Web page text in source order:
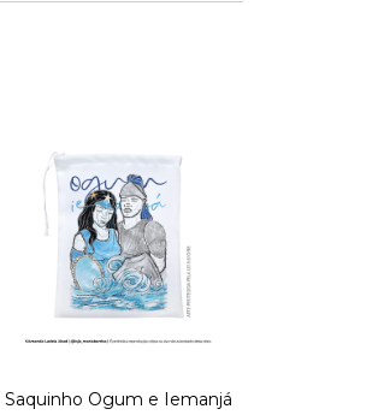
Saquinho Ogum e Iemanjá